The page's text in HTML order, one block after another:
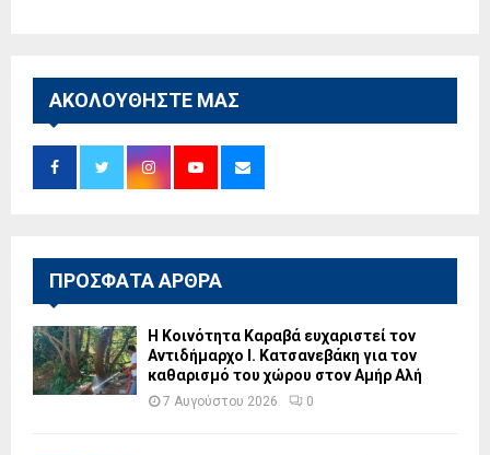
ΑΚΟΛΟΥΘΗΣΤΕ ΜΑΣ
ΠΡΟΣΦΑΤΑ ΑΡΘΡΑ
Η Κοινότητα Καραβά ευχαριστεί τον
Αντιδήμαρχο Ι. Κατσανεβάκη για τον
καθαρισμό του χώρου στον Αμήρ Αλή
7 Αυγούστου 2026 0